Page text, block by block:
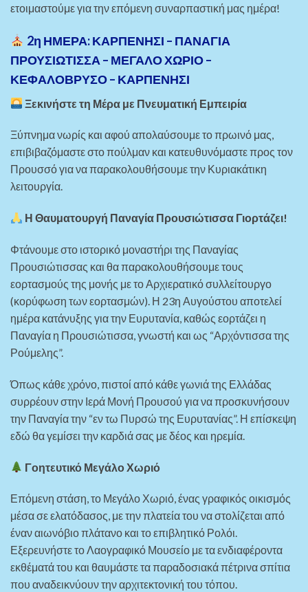
ετοιμαστούμε για την επόμενη συναρπαστική μας ημέρα!
2η ΗΜΕΡΑ: ΚΑΡΠΕΝΗΣΙ – ΠΑΝΑΓΙΑ
ΠΡΟΥΣΙΩΤΙΣΣΑ – ΜΕΓΑΛΟ ΧΩΡΙΟ –
ΚΕΦΑΛΟΒΡΥΣΟ – ΚΑΡΠΕΝΗΣΙ
Ξεκινήστε τη Μέρα με Πνευματική Εμπειρία
Ξύπνημα νωρίς και αφού απολαύσουμε το πρωινό μας,
επιβιβαζόμαστε στο πούλμαν και κατευθυνόμαστε προς τον
Προυσσό για να παρακολουθήσουμε την Κυριακάτικη
λειτουργία.
Η Θαυματουργή Παναγία Προυσιώτισσα Γιορτάζει!
Φτάνουμε στο ιστορικό μοναστήρι της Παναγίας
Προυσιώτισσας και θα παρακολουθήσουμε τους
εορτασμούς της μονής με το Αρχιερατικό συλλείτουργο
(κορύφωση των εορτασμών). Η 23η Αυγούστου αποτελεί
ημέρα κατάνυξης για την Ευρυτανία, καθώς εορτάζει η
Παναγία η Προυσιώτισσα, γνωστή και ως “Αρχόντισσα της
Ρούμελης”.
Όπως κάθε χρόνο, πιστοί από κάθε γωνιά της Ελλάδας
συρρέουν στην Ιερά Μονή Προυσού για να προσκυνήσουν
την Παναγία την “εν τω Πυρσώ της Ευρυτανίας”. Η επίσκεψη
εδώ θα γεμίσει την καρδιά σας με δέος και ηρεμία.
Γοητευτικό Μεγάλο Χωριό
Επόμενη στάση, το Μεγάλο Χωριό, ένας γραφικός οικισμός
μέσα σε ελατόδασος, με την πλατεία του να στολίζεται από
έναν αιωνόβιο πλάτανο και το επιβλητικό Ρολόι.
Εξερευνήστε το Λαογραφικό Μουσείο με τα ενδιαφέροντα
εκθέματά του και θαυμάστε τα παραδοσιακά πέτρινα σπίτια
που αναδεικνύουν την αρχιτεκτονική του τόπου.